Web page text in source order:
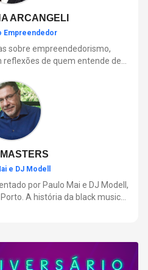
ARCANGELI
Empreendedor
sobre empreendedorismo,
reflexões de quem entende de
e DJ Modell
por Paulo Mai e DJ Modell,
A história da black music